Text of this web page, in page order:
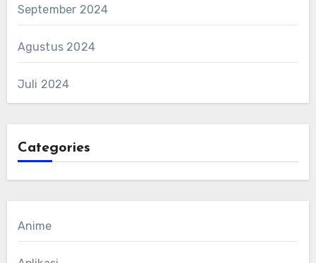
September 2024
Agustus 2024
Juli 2024
Categories
Anime